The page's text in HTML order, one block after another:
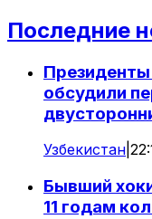
Последние
обсудили
Узбекистан
Бывший
11 годам